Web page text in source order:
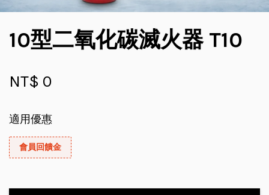
10型二氧化碳滅火器 T10
NT$ 0
適用優惠
會員回饋金